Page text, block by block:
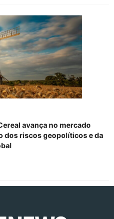
avança no mercado
dos riscos geopolíticos e da